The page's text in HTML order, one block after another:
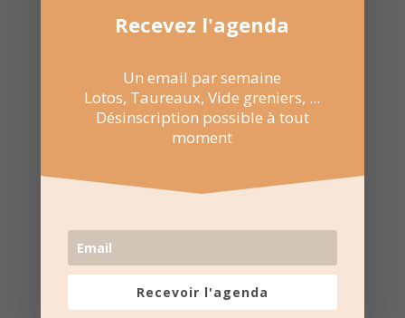
14 Fév 2026
17:00 au 20:00
Salle polyvalente –
Recevez l'agenda
Un email par semaine
Lotos, Taureaux, Vide greniers, ...
Désinscription possible à tout
moment
Recevoir l'agenda